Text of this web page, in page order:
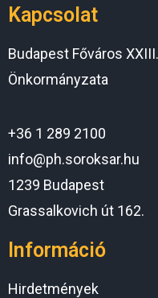
Kapcsolat
Budapest Főváros
Önkormányzata
+36 1 289 2100
info@ph.soroksar.hu
1239 Budapest
Grassalkovich út 162.
Információ
Hirdetmények